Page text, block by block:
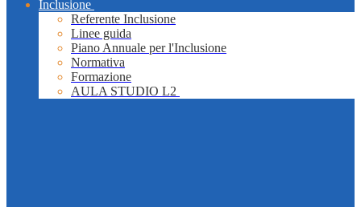
Inclusione
Referente Inclusione
Linee guida
Piano Annuale per l'Inclusione
Normativa
Formazione
AULA STUDIO L2